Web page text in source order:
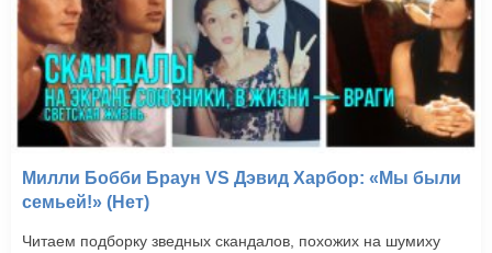
Милли Бобби Браун VS Дэвид Харбор: «Мы были
семьей!» (Нет)
Читаем подборку зведных скандалов, похожих на шумиху